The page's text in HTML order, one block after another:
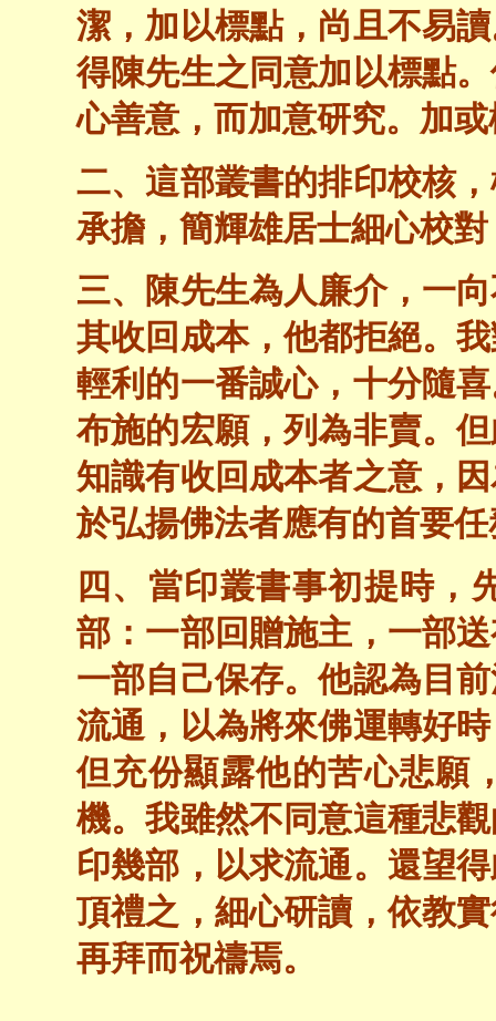
潔，加以標點，尚且不易
得陳先生之同意加以標點
心善意，而加意研究。加
二、這部叢書的排印校核
承擔，簡輝雄居士細心校
三、陳先生為人廉介，一
其收回成本，他都拒絕。
輕利的一番誠心，十分隨
布施的宏願，列為非賣。
知識有收回成本者之意，
於弘揚佛法者應有的首要
四、當印叢書事初提時，
部：一部回贈施主，一部
一部自己保存。他認為目
流通，以為將來佛運轉好
但充份顯露他的苦心悲願
機。我雖然不同意這種悲
印幾部，以求流通。還望
頂禮之，細心研讀，依教
再拜而祝禱焉。